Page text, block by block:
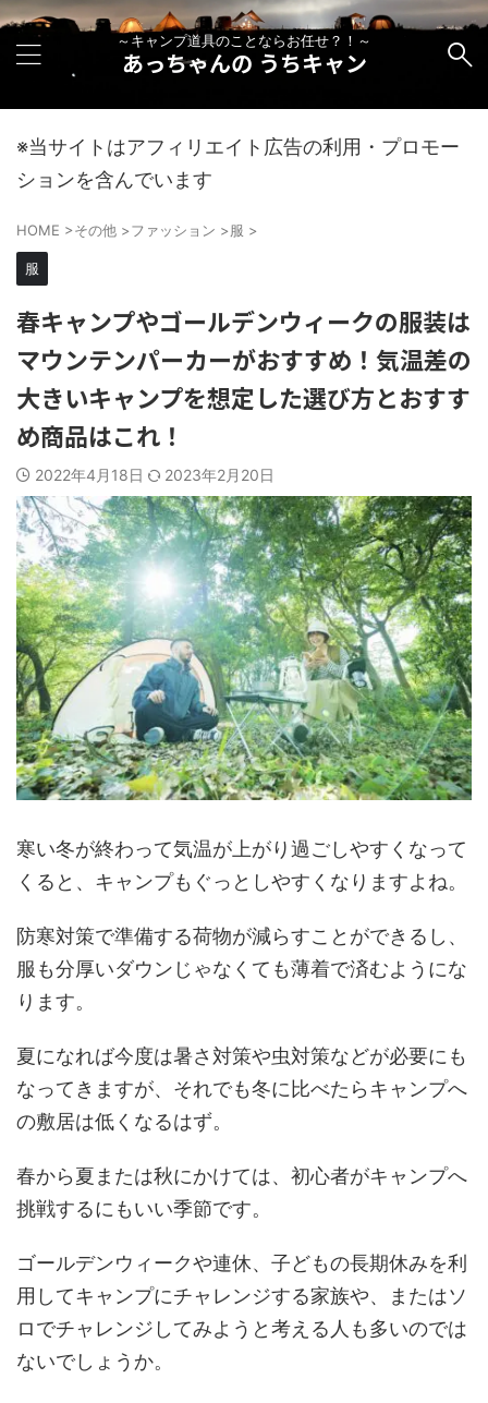
～キャンプ道具のことならお任せ？！～
あっちゃんの うちキャン
※当サイトはアフィリエイト広告の利用・プロモー
ションを含んでいます
HOME >その他 >ファッション >服 >
服
春キャンプやゴールデンウィークの服装は
マウンテンパーカーがおすすめ！気温差の
大きいキャンプを想定した選び方とおすす
め商品はこれ！
2022年4月18日 2023年2月20日
寒い冬が終わって気温が上がり過ごしやすくなって
くると、キャンプもぐっとしやすくなりますよね。
防寒対策で準備する荷物が減らすことができるし、
服も分厚いダウンじゃなくても薄着で済むようにな
ります。
夏になれば今度は暑さ対策や虫対策などが必要にも
なってきますが、それでも冬に比べたらキャンプへ
の敷居は低くなるはず。
春から夏または秋にかけては、初心者がキャンプへ
挑戦するにもいい季節です。
ゴールデンウィークや連休、子どもの長期休みを利
用してキャンプにチャレンジする家族や、またはソ
ロでチャレンジしてみようと考える人も多いのでは
ないでしょうか。